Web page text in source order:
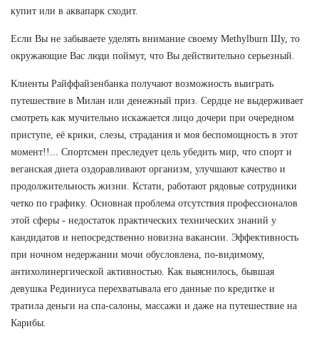
купит или в аквапарк сходит.
Если Вы не забываете уделять внимание своему Methylburn Шу, то
окружающие Вас люди поймут, что Вы действительно серьезный.
Клиенты Райффайзенбанка получают возможность выиграть
путешествие в Милан или денежный приз. Сердце не выдерживает
смотреть как мучительно искажается лицо дочери при очередном
приступе, её крики, слезы, страдания и моя беспомощность в этот
момент!!... Спортсмен преследует цель убедить мир, что спорт и
веганская диета оздоравливают организм, улучшают качество и
продолжительность жизни. Кстати, работают рядовые сотрудники
четко по графику. Основная проблема отсутствия профессионалов
этой сферы - недостаток практических технических знаний у
кандидатов и непосредственно новизна вакансии. Эффективность
при ночном недержании мочи обусловлена, по-видимому,
антихолинергической активностью. Как выяснилось, бывшая
девушка Рединиуса перехватывала его данные по кредитке и
тратила деньги на спа-салоны, массажи и даже на путешествие на
Карибы.